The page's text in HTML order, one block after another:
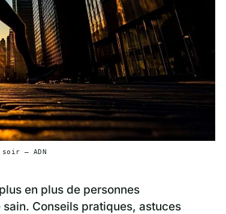
— ADN
en plus de personnes
Conseils pratiques, astuces